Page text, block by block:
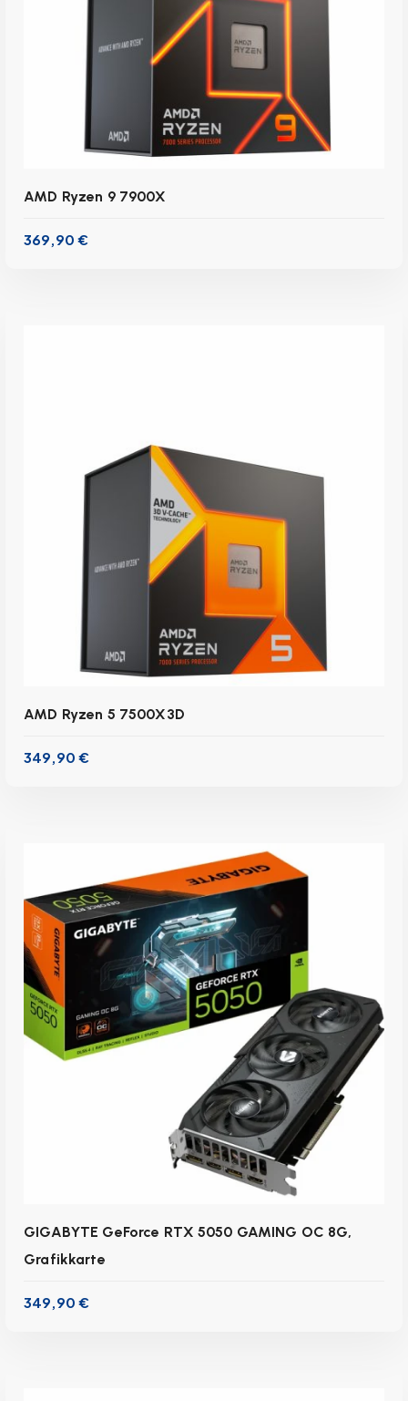
Lieferzeit:
1-3 Werktage
IN DEN WARENKORB
AMD Ryzen 9 7900X
369,90€
inkl. 19 % MwSt.
Lieferzeit:1-3 Werktage
IN DEN WARENKORB
AMD Ryzen 5 7500X3D
349,90€
GIGABYTE GeForce RTX 5050 GAMING OC 8G,
Grafikkarte
349,90€